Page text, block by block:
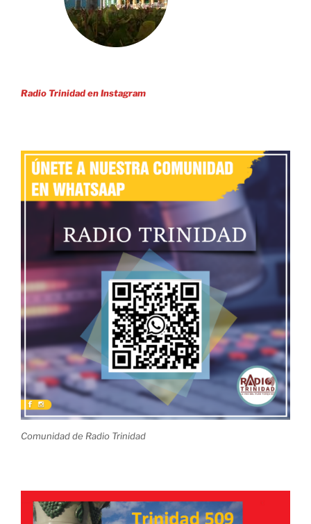
Radio Trinidad en Instagram
Comunidad de Radio Trinidad